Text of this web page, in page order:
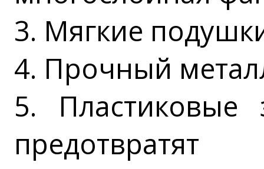
3. Мягкие
4. Прочный
5. Пластиковые
предотвратят